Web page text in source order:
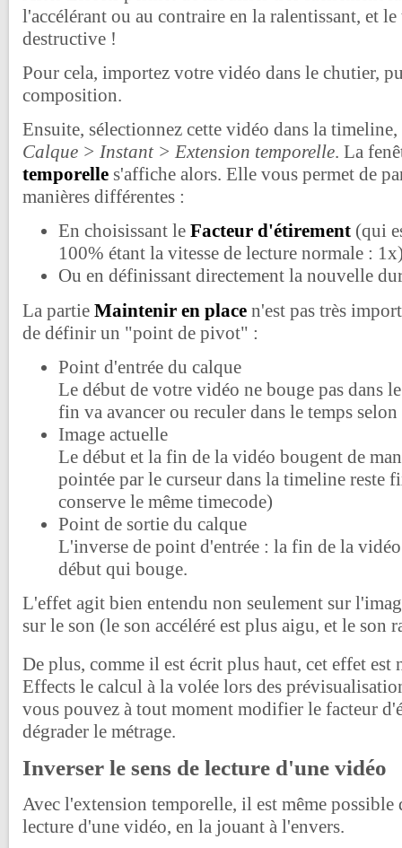
l'accélérant ou au contraire en la ralentissant, et
destructive !
Pour cela, importez votre vidéo dans le chutier,
composition.
Ensuite, sélectionnez cette vidéo dans la
Calque > Instant > Extension temporelle. La
temporelle s'affiche alors. Elle vous permet de
manières différentes :
En choisissant le Facteur d'étirement (qui
100% étant la vitesse de lecture normale :
Ou en définissant directement la nouvelle
La partie Maintenir en place n'est pas très
de définir un "point de pivot" :
Point d'entrée du calque
Le début de votre vidéo ne bouge pas dans
fin va avancer ou reculer dans le temps
Image actuelle
Le début et la fin de la vidéo bougent de
pointée par le curseur dans la timeline reste
conserve le même timecode)
Point de sortie du calque
L'inverse de point d'entrée : la fin de la
début qui bouge.
L'effet agit bien entendu non seulement sur
sur le son (le son accéléré est plus aigu, et le son
De plus, comme il est écrit plus haut, cet effet
Effects le calcul à la volée lors des
vous pouvez à tout moment modifier le facteur
dégrader le métrage.
Inverser le sens de lecture d'une vidéo
Avec l'extension temporelle, il est même possible
lecture d'une vidéo, en la jouant à l'envers.